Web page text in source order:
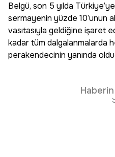
Belgü, son 5 yılda
sermayenin yüzde 10’unun
vasıtasıyla geldiğine işaret
kadar tüm dalgalanmalarda
perakendecinin yanında
Haberin